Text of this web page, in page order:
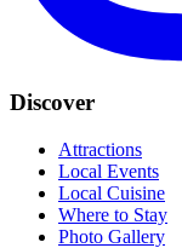
Discover
Attractions
Local Events
Local Cuisine
Where to Stay
Photo Gallery